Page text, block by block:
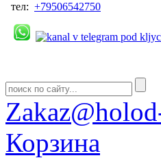
тел: +79506542750
Корзина